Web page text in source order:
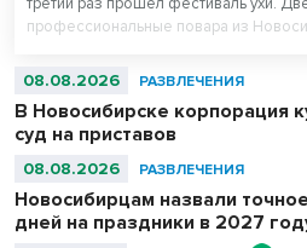
профессиональные повара из
приготовления очередь отдыхающих
08.08.2026 РАЗВЛЕЧЕНИЯ
В Новосибирске корпорация
суд на приставов
08.08.2026 РАЗВЛЕЧЕНИЯ
Новосибирцам назвали
дней на праздники в 2027